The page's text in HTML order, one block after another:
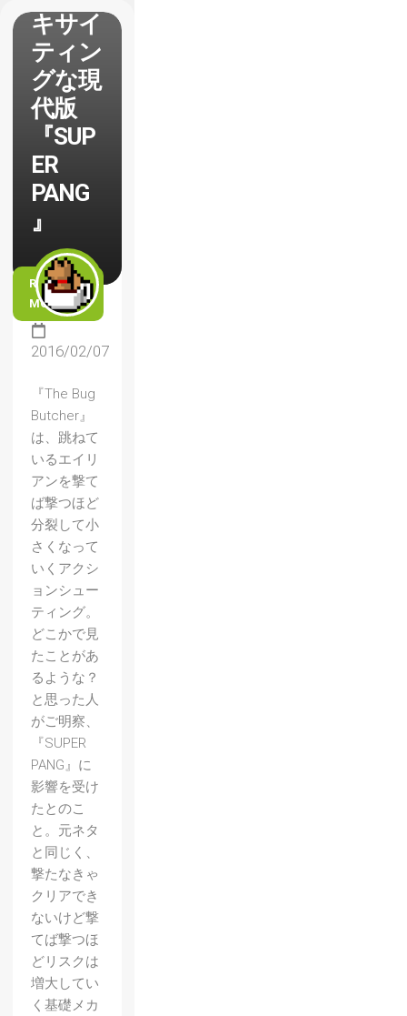
キサイ
ティン
グな現
代版
『SUP
ER
PANG
』
READ
MORE
2016/02/07
『The Bug
Butcher』
は、跳ねて
いるエイリ
アンを撃て
ば撃つほど
分裂して小
さくなって
いくアクシ
ョンシュー
ティング。
どこかで見
たことがあ
るような？
と思った人
がご明察、
『SUPER
PANG』に
影響を受け
たとのこ
と。元ネタ
と同じく、
撃たなきゃ
クリアでき
ないけど撃
てば撃つほ
どリスクは
増大してい
く基礎メカ